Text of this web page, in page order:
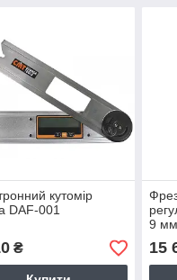
кутомір
DAF-001
₴
9
15